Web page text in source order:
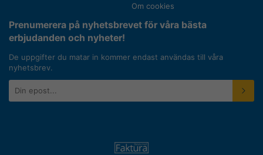
Om cookies
Prenumerera på nyhetsbrevet för våra bästa
erbjudanden och nyheter!
De uppgifter du matar in kommer endast användas till våra
nyhetsbrev.
postadress